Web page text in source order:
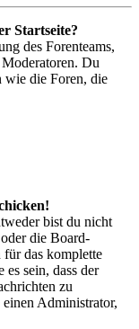
Startseite?
des Forenteams,
Du
wie die Foren, die
bist du nicht
die Board-
das komplette
es sein, dass der
zu
Administrator,